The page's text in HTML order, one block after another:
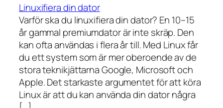
Linuxifiera din dator
Varför ska du linuxifiera din dator? En 10–15
år gammal premiumdator är inte skräp. Den
kan ofta användas i flera år till. Med Linux får
du ett system som är mer oberoende av de
stora teknikjättarna Google, Microsoft och
Apple. Det starkaste argumentet för att köra
Linux är att du kan använda din dator några